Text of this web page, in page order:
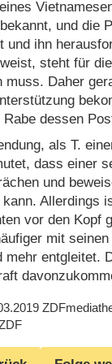
und die
ihn
steht für
Daher
dessen
als T.
dass einer
und
Allerdings
vor den Kopf
mit
entgleitet.